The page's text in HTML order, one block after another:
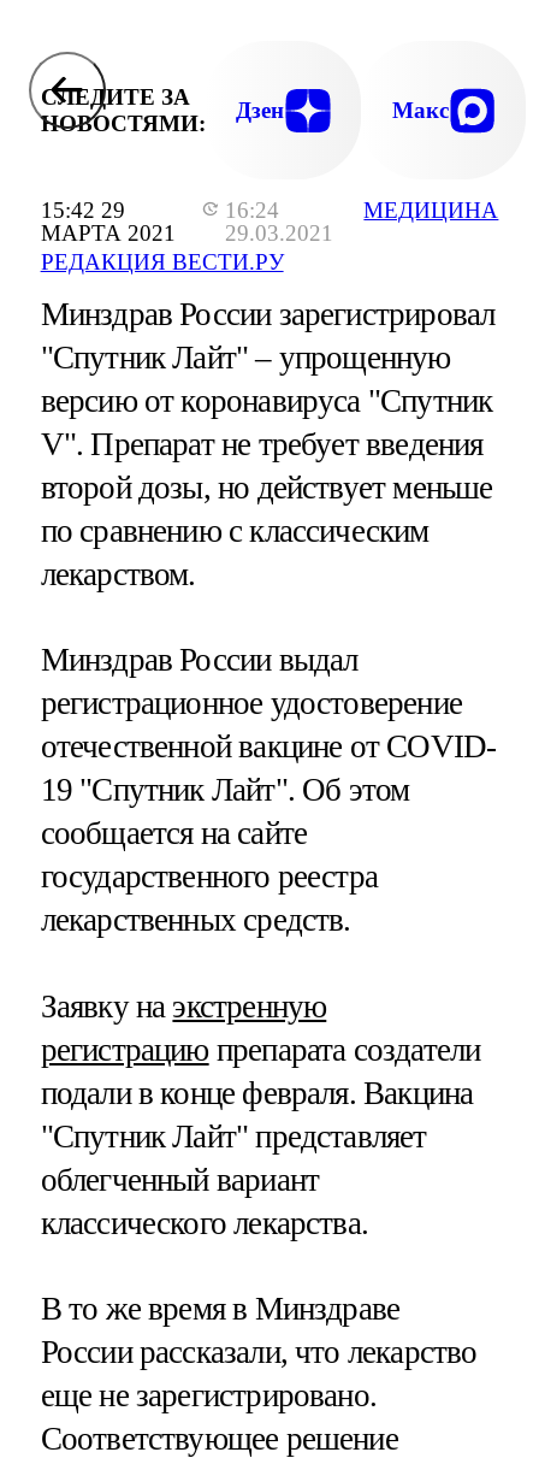
15:42 29
МАРТА 2021
16:24
29.03.2021
РЕДАКЦИЯ ВЕСТИ.РУ
МЕДИЦИНА
СЛЕДИТЕ ЗА
НОВОСТЯМИ:
Дзен Макс
Минздрав России зарегистрировал
"Спутник Лайт" – упрощенную
версию от коронавируса "Спутник
V". Препарат не требует введения
второй дозы, но действует меньше
по сравнению с классическим
лекарством.
Минздрав России выдал
регистрационное удостоверение
отечественной вакцине от COVID-
19 "Спутник Лайт". Об этом
сообщается на сайте
государственного реестра
лекарственных средств.
Заявку на экстренную
регистрациюпрепарата создатели
подали в конце февраля. Вакцина
"Спутник Лайт" представляет
облегченный вариант
классического лекарства.
В то же время в Минздраве
России рассказали, что лекарство
еще не зарегистрировано.
Соответствующее решение